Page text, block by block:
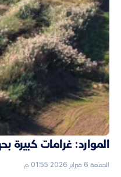
الموارد: غرامات كبيرة
الجمعة 6 فبراير 2026 01:55 م